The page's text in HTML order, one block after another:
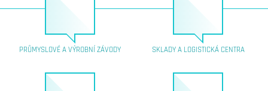
PRŮMYSLOVÉ A VÝROBNÍ ZÁVODY SKLADY A LOGISTICKÁ CENTRA